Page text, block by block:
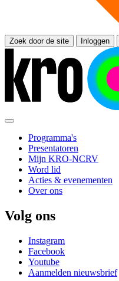
Zoek door de site Inloggen
Programma's
Presentatoren
Mijn KRO-NCRV
Word lid
Acties & evenementen
Over ons
Volg ons
Instagram
Facebook
Youtube
Aanmelden nieuwsbrief